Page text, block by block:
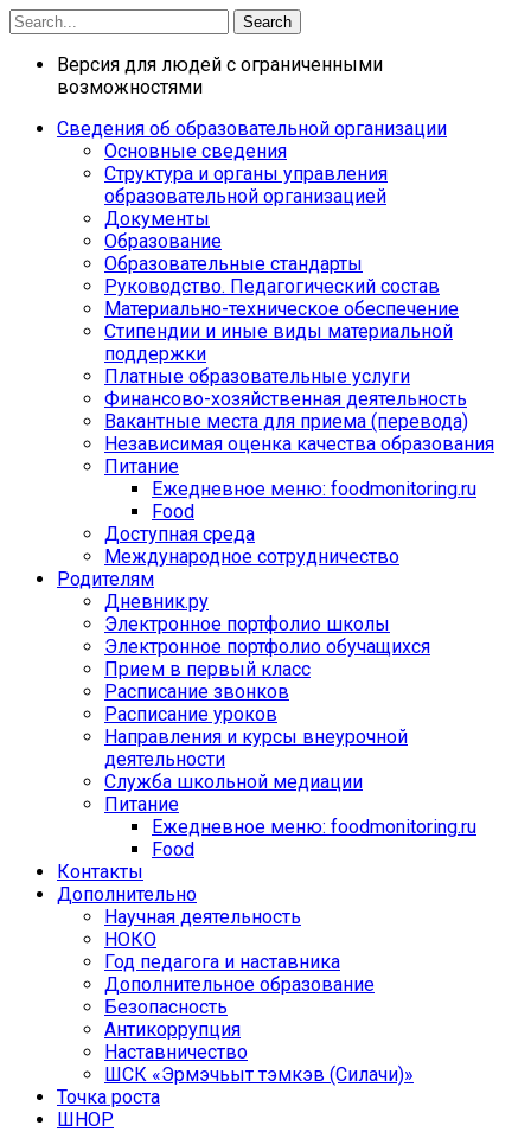
Search
Версия для людей с ограниченными
возможностями
Сведения об образовательной организации
Основные сведения
Структура и органы управления
образовательной организацией
Документы
Образование
Образовательные стандарты
Руководство. Педагогический состав
Материально-техническое обеспечение
Стипендии и иные виды материальной
поддержки
Платные образовательные услуги
Финансово-хозяйственная деятельность
Вакантные места для приема (перевода)
Независимая оценка качества образования
Питание
Ежедневное меню: foodmonitoring.ru
Food
Доступная среда
Международное сотрудничество
Родителям
Дневник.ру
Электронное портфолио школы
Электронное портфолио обучащихся
Прием в первый класс
Расписание звонков
Расписание уроков
Направления и курсы внеурочной
деятельности
Служба школьной медиации
Питание
Ежедневное меню: foodmonitoring.ru
Food
Контакты
Дополнительно
Научная деятельность
НОКО
Год педагога и наставника
Дополнительное образование
Безопасность
Антикоррупция
Наставничество
ШСК «Эрмэчьыт тэмкэв (Силачи)»
Точка роста
ШНОР